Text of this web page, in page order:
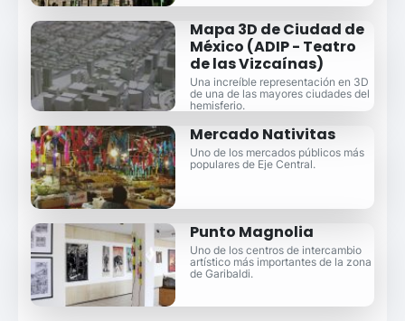
Mapa 3D de Ciudad de
México (ADIP - Teatro
de las Vizcaínas)
Una increíble representación en 3D
de una de las mayores ciudades del
hemisferio.
Mercado Nativitas
Uno de los mercados públicos más
populares de Eje Central.
Punto Magnolia
Uno de los centros de intercambio
artístico más importantes de la zona
de Garibaldi.